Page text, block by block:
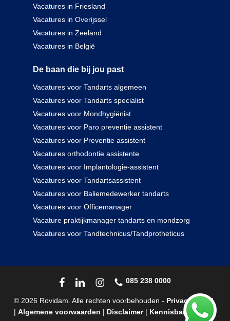
Vacatures in Friesland
Vacatures in Overijssel
Vacatures in Zeeland
Vacatures in België
De baan die bij jou past
Vacatures voor Tandarts algemeen
Vacatures voor Tandarts specialist
Vacatures voor Mondhygiënist
Vacatures voor Paro preventie assistent
Vacatures voor Preventie assistent
Vacatures orthodontie assistente
Vacatures voor Implantologie-assistent
Vacatures voor Tandartsassistent
Vacatures voor Baliemedewerker tandarts
Vacatures voor Officemanager
Vacature praktijkmanager tandarts en mondzorg
Vacatures voor Tandtechnicus/Tandprotheticus
© 2026 Rovidam. Alle rechten voorbehouden - Privacybeleid
| Algemene voorwaarden | Disclaimer| Kennisbank
085 238 0000